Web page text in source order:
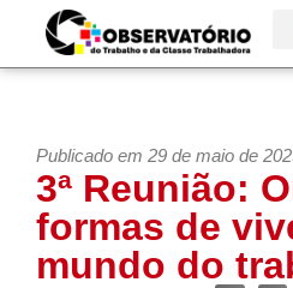
Publicado em 29 de maio de
3ª Reunião:
formas de
mundo do